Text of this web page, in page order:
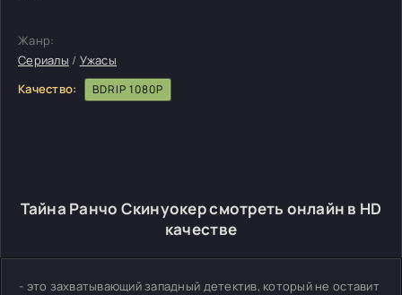
Жанр:
Сериалы / Ужасы
Качество:
BDRIP 1080P
Тайна Ранчо Скинуокер смотреть онлайн в HD
качестве
- это захватывающий западный детектив, который не оставит